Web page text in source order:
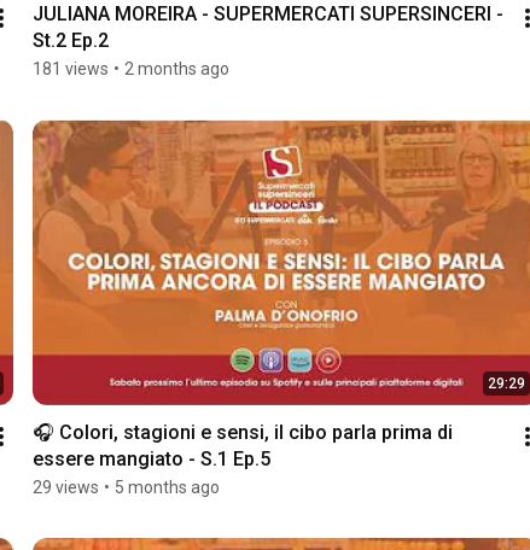
JULIANA MOREIRA - SUPERMERCATI SUPERSINCERI -
St.2 Ep.2
181 views • 2 months ago
29:29
🎧 Colori, stagioni e sensi, il cibo parla prima di
essere mangiato - S.1 Ep.5
29 views • 5 months ago